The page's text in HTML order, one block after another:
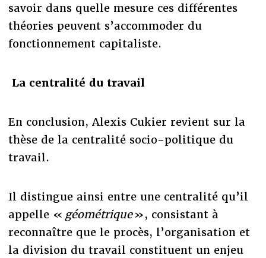
savoir dans quelle mesure ces différentes
théories peuvent s’accommoder du
fonctionnement capitaliste.
La centralité du travail
En conclusion, Alexis Cukier revient sur la
thèse de la centralité socio-politique du
travail.
Il distingue ainsi entre une centralité qu’il
appelle « géométrique», consistant à
reconnaître que le procès, l’organisation et
la division du travail constituent un enjeu